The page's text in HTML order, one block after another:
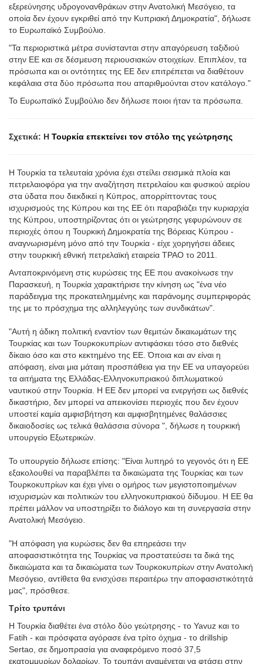
εξερεύνησης υδρογονανθράκων στην Ανατολική Μεσόγειο, τα
οποία δεν έχουν εγκριθεί από την Κυπριακή Δημοκρατία", δήλωσε
το Ευρωπαϊκό Συμβούλιο.
"Τα περιοριστικά μέτρα συνίστανται στην απαγόρευση ταξιδιού
στην ΕΕ και σε δέσμευση περιουσιακών στοιχείων. Επιπλέον, τα
πρόσωπα και οι οντότητες της ΕΕ δεν επιτρέπεται να διαθέτουν
κεφάλαια στα δύο πρόσωπα που απαριθμούνται στον κατάλογο."
Το Ευρωπαϊκό Συμβούλιο δεν δήλωσε ποιοι ήταν τα πρόσωπα.
Σχετικά: Η Τουρκία επεκτείνει τον στόλο της γεώτρησης
Η Τουρκία τα τελευταία χρόνια έχει στείλει σεισμικά πλοία και
πετρελαιοφόρα για την αναζήτηση πετρελαίου και φυσικού αερίου
στα ύδατα που διεκδικεί η Κύπρος, απορρίπτοντας τους
ισχυρισμούς της Κύπρου και της ΕΕ ότι παραβιάζει την κυριαρχία
της Κύπρου, υποστηρίζοντας ότι οι γεώτρησης γεφυρώνουν σε
περιοχές όπου η Τουρκική Δημοκρατία της Βόρειας Κύπρου -
αναγνωρισμένη μόνο από την Τουρκία - είχε χορηγήσει άδειες
στην τουρκική εθνική πετρελαϊκή εταιρεία TPAO το 2011.
Ανταποκρινόμενη στις κυρώσεις της ΕΕ που ανακοίνωσε την
Παρασκευή, η Τουρκία χαρακτήρισε την κίνηση ως "ένα νέο
παράδειγμα της προκατειλημμένης και παράνομης συμπεριφοράς
της με το πρόσχημα της αλληλεγγύης των συνδικάτων".
"Αυτή η άδικη πολιτική εναντίον των θεμιτών δικαιωμάτων της
Τουρκίας και των Τουρκοκυπρίων αντιφάσκει τόσο στο διεθνές
δίκαιο όσο και στο κεκτημένο της ΕΕ. Όποια και αν είναι η
απόφαση, είναι μια μάταιη προσπάθεια για την ΕΕ να υπαγορεύει
τα αιτήματα της Ελλάδας-Ελληνοκυπριακού διπλωματικού
ναυτικού στην Τουρκία. Η ΕΕ δεν μπορεί να ενεργήσει ως διεθνές
δικαστήριο, δεν μπορεί να απεικονίσει περιοχές που δεν έχουν
υποστεί καμία αμφισβήτηση και αμφισβητημένες θαλάσσιες
δικαιοδοσίες ως τελικά θαλάσσια σύνορα ", δήλωσε η τουρκική
υπουργείο Εξωτερικών.
Το υπουργείο δήλωσε επίσης: "Είναι λυπηρό το γεγονός ότι η ΕΕ
εξακολουθεί να παραβλέπει τα δικαιώματα της Τουρκίας και των
Τουρκοκυπρίων και έχει γίνει ο ομήρος των μεγιστοποιημένων
ισχυρισμών και πολιτικών του ελληνοκυπριακού δίδυμου. Η ΕΕ θα
πρέπει μάλλον να υποστηρίξει το διάλογο και τη συνεργασία στην
Ανατολική Μεσόγειο.
"Η απόφαση για κυρώσεις δεν θα επηρεάσει την
αποφασιστικότητα της Τουρκίας να προστατεύσει τα δικά της
δικαιώματα και τα δικαιώματα των Τουρκοκυπρίων στην Ανατολική
Μεσόγειο, αντίθετα θα ενισχύσει περαιτέρω την αποφασιστικότητά
μας", πρόσθεσε.
Τρίτο τρυπάνι
Η Τουρκία διαθέτει ένα στόλο δύο γεώτρησης - το Yavuz και το
Fatih - και πρόσφατα αγόρασε ένα τρίτο όχημα - το drillship
Sertao, σε δημοπρασία για αναφερόμενο ποσό 37,5
εκατομμυρίων δολαρίων. Το τρυπάνι αναμένεται να φτάσει στην